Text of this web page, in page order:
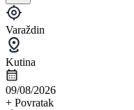
Varaždin
Kutina
09/08/2026
+ Povratak